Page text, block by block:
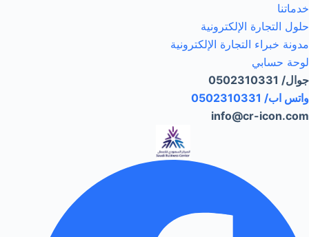
خدماتنا
حلول التجارة الإلكترونية
مدونة خبراء التجارة الإلكترونية
لوحة حسابي
جوال/ 0502310331
واتس اب/ 0502310331
info@cr-icon.com